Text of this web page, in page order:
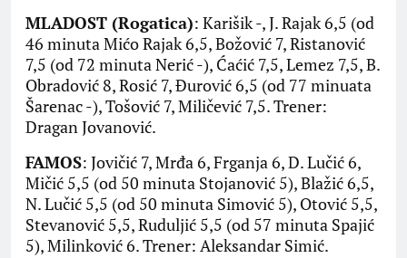
MLADOST (Rogatica): Karišik -, J. Rajak 6,5 (od
46 minuta Mićo Rajak 6,5, Božović 7, Ristanović
7,5 (od 72 minuta Nerić -), Ćaćić 7,5, Lemez 7,5, B.
Obradović 8, Rosić 7, Đurović 6,5 (od 77 minuata
Šarenac -), Tošović 7, Miličević 7,5. Trener:
Dragan Jovanović.
FAMOS: Jovičić 7, Mrđa 6, Frganja 6, D. Lučić 6,
Mičić 5,5 (od 50 minuta Stojanović 5), Blažić 6,5,
N. Lučić 5,5 (od 50 minuta Simović 5), Otović 5,5,
Stevanović 5,5, Ruduljić 5,5 (od 57 minuta Spajić
5), Milinković 6. Trener: Aleksandar Simić.